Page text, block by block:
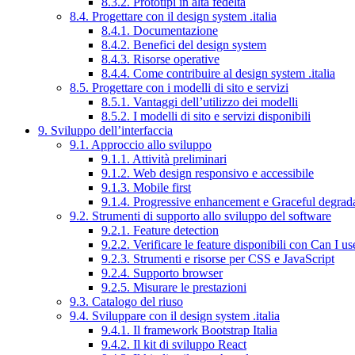
8.4. Progettare con il design system .italia
8.4.1. Documentazione
8.4.2. Benefici del design system
8.4.3. Risorse operative
8.4.4. Come contribuire al design system .italia
8.5. Progettare con i modelli di sito e servizi
8.5.1. Vantaggi dell’utilizzo dei modelli
8.5.2. I modelli di sito e servizi disponibili
9. Sviluppo dell’interfaccia
9.1. Approccio allo sviluppo
9.1.1. Attività preliminari
9.1.2. Web design responsivo e accessibile
9.1.3. Mobile first
9.1.4. Progressive enhancement e Graceful
9.2. Strumenti di supporto allo sviluppo del software
9.2.1. Feature detection
9.2.2. Verificare le feature disponibili con Can I
9.2.3. Strumenti e risorse per CSS e JavaScript
9.2.4. Supporto browser
9.2.5. Misurare le prestazioni
9.3. Catalogo del riuso
9.4. Sviluppare con il design system .italia
9.4.1. Il framework Bootstrap Italia
9.4.2. Il kit di sviluppo React